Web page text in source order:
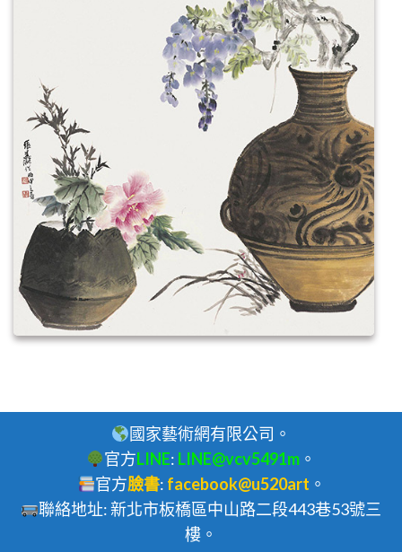
國家藝術網有限公司。
官方LINE: LINE@vcv5491m 。
官方臉書: facebook@u520art 。
聯絡地址: 新北市板橋區中山路二段443巷53號三
樓。